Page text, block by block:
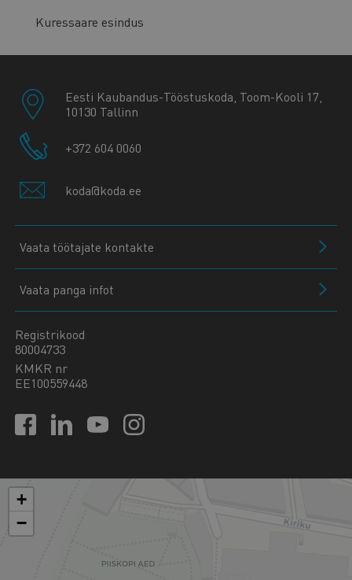
Kuressaare esindus
Eesti Kaubandus-Tööstuskoda, Toom-Kooli 17,
10130 Tallinn
+372 604 0060
koda@koda.ee
Vaata töötajate kontakte
Vaata panga infot
Registrikood
80004733
KMKR nr
EE100559448
+
−